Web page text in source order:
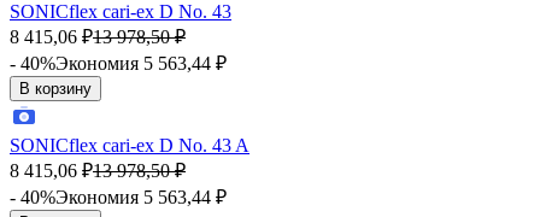
SONICflex cari-ex D No. 43
8 415,06 ₽13 978,50 ₽
- 40%Экономия 5 563,44 ₽
В корзину
SONICflex cari-ex D No. 43 A
8 415,06 ₽13 978,50 ₽
- 40%Экономия 5 563,44 ₽